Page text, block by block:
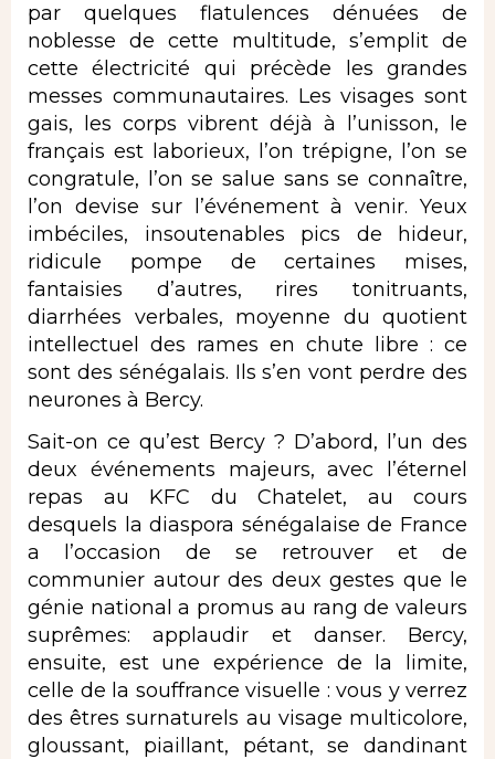
par quelques flatulences dénuées de
noblesse de cette multitude, s’emplit de
cette électricité qui précède les grandes
messes communautaires. Les visages sont
gais, les corps vibrent déjà à l’unisson, le
français est laborieux, l’on trépigne, l’on se
congratule, l’on se salue sans se connaître,
l’on devise sur l’événement à venir. Yeux
imbéciles, insoutenables pics de hideur,
ridicule pompe de certaines mises,
fantaisies d’autres, rires tonitruants,
diarrhées verbales, moyenne du quotient
intellectuel des rames en chute libre : ce
sont des sénégalais. Ils s’en vont perdre des
neurones à Bercy.
Sait-on ce qu’est Bercy ? D’abord, l’un des
deux événements majeurs, avec l’éternel
repas au KFC du Chatelet, au cours
desquels la diaspora sénégalaise de France
a l’occasion de se retrouver et de
communier autour des deux gestes que le
génie national a promus au rang de valeurs
suprêmes: applaudir et danser. Bercy,
ensuite, est une expérience de la limite,
celle de la souffrance visuelle : vous y verrez
des êtres surnaturels au visage multicolore,
gloussant, piaillant, pétant, se dandinant